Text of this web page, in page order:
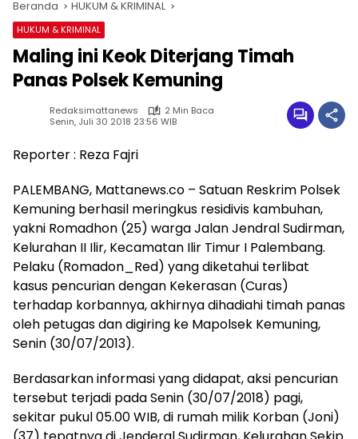
Beranda HUKUM & KRIMINAL
HUKUM & KRIMINAL
Maling ini Keok Diterjang Timah
Panas Polsek Kemuning
Redaksimattanews
2 Min Baca
Senin, Juli 30 2018 23:56 WIB
Reporter : Reza Fajri
PALEMBANG, Mattanews.co – Satuan Reskrim Polsek
Kemuning berhasil meringkus residivis kambuhan,
yakni Romadhon (25) warga Jalan Jendral Sudirman,
Kelurahan II Ilir, Kecamatan Ilir Timur I Palembang.
Pelaku (Romadon_Red) yang diketahui terlibat
kasus pencurian dengan Kekerasan (Curas)
terhadap korbannya, akhirnya dihadiahi timah panas
oleh petugas dan digiring ke Mapolsek Kemuning,
Senin (30/07/2013).
Berdasarkan informasi yang didapat, aksi pencurian
tersebut terjadi pada Senin (30/07/2018) pagi,
sekitar pukul 05.00 WIB, di rumah milik Korban (Joni)